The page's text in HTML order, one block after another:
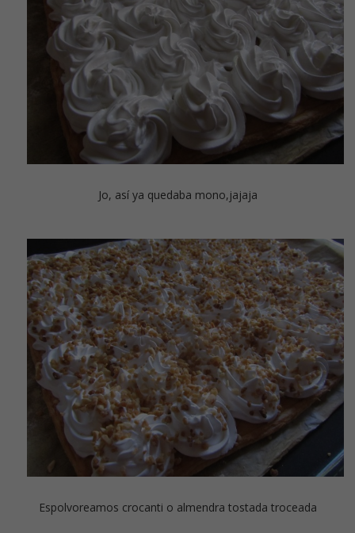
Jo, así ya quedaba mono,jajaja
Espolvoreamos crocanti o almendra tostada troceada